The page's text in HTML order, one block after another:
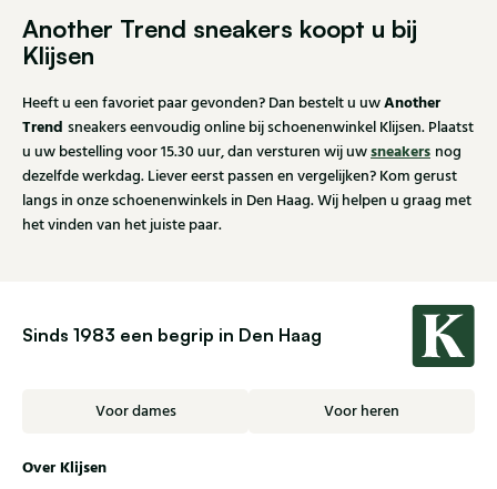
Another Trend sneakers koopt u bij
Klijsen
Heeft u een favoriet paar gevonden? Dan bestelt u uwAnother
Trend sneakers eenvoudig online bij schoenenwinkel Klijsen. Plaatst
u uw bestelling voor 15.30 uur, dan versturen wij uwsneakers nog
dezelfde werkdag. Liever eerst passen en vergelijken? Kom gerust
langs in onze schoenenwinkels in Den Haag. Wij helpen u graag met
het vinden van het juiste paar.
Sinds 1983 een begrip in Den Haag
Voor dames Voor heren
Over Klijsen